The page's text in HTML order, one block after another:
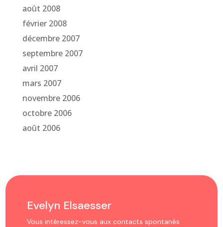
août 2008
février 2008
décembre 2007
septembre 2007
avril 2007
mars 2007
novembre 2006
octobre 2006
août 2006
Evelyn Elsaesser
Vous intéressez-vous aux contacts spontanés